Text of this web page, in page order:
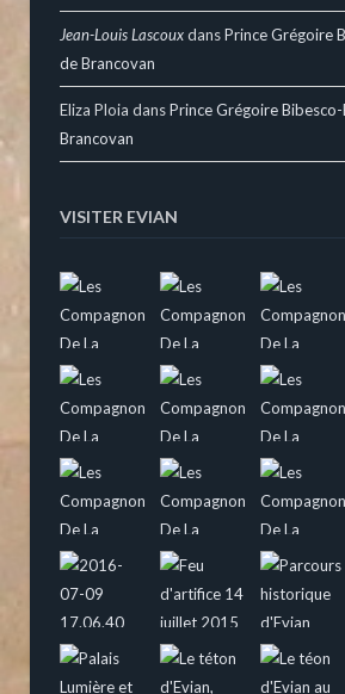
Jean-Louis LascouxdansPrince Grégoire
de Brancovan
Eliza Ploia dansPrince Grégoire
Brancovan
VISITER EVIAN